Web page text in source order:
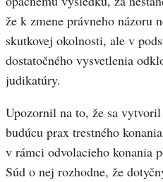
že k zmene právneho názoru
skutkovej okolnosti, ale v
dostatočného vysvetlenia
judikatúry.
Upozornil na to, že sa vytvoril
budúcu prax trestného
v rámci odvolacieho konania
Súd o nej rozhodne, že